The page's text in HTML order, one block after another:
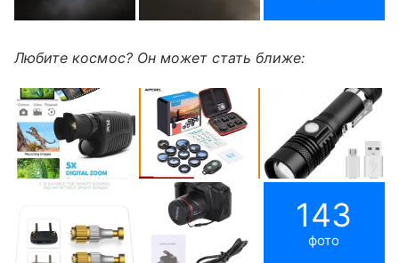
Любите космос? Он может стать ближе:
143
фото